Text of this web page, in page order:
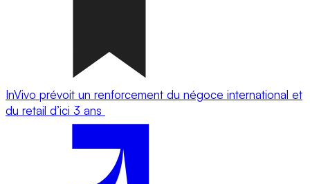
InVivo prévoit un renforcement du négoce international et
du retail d’ici 3 ans